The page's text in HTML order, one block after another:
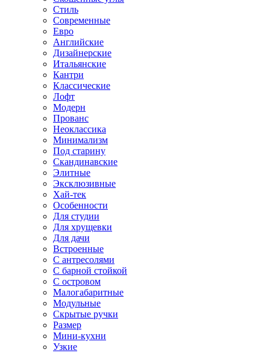
Стиль
Современные
Евро
Английские
Дизайнерские
Итальянские
Кантри
Классические
Лофт
Модерн
Прованс
Неоклассика
Минимализм
Под старину
Скандинавские
Элитные
Эксклюзивные
Хай-тек
Особенности
Для студии
Для хрущевки
Для дачи
Встроенные
С антресолями
С барной стойкой
С островом
Малогабаритные
Модульные
Скрытые ручки
Размер
Мини-кухни
Узкие